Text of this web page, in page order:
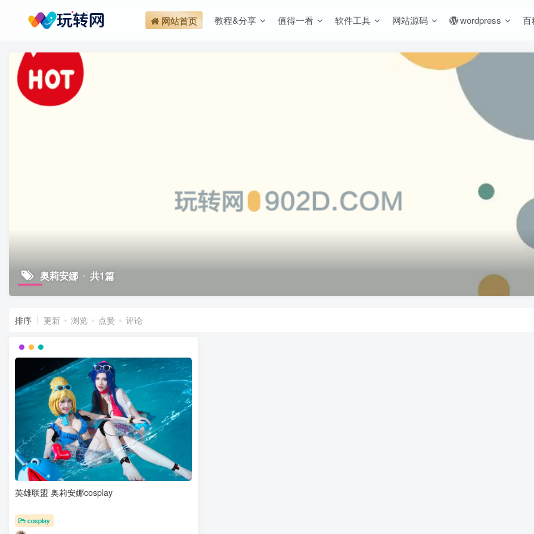
网站首页 教程&分享 值得一看 软件工具 网站源码 wordpress 百
奥莉安娜 共1篇
排序 更新 浏览 点赞 评论
英雄联盟 奥莉安娜cosplay
cosplay